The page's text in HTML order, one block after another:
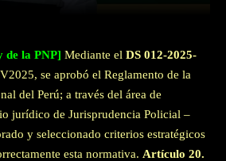
de la PNP] Mediante el DS 012-2025-
se aprobó el Reglamento de la
del Perú; a través del área de
jurídico de Jurisprudencia Policial –
y seleccionado criterios estratégicos
esta normativa. Artículo 20.